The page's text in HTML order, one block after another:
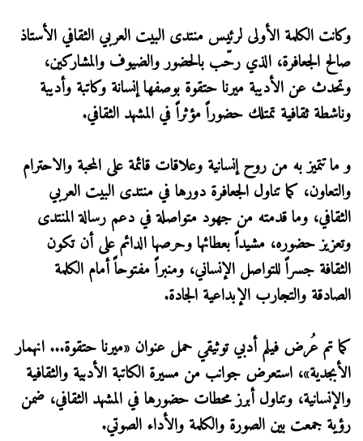
وكانت الكلمة الأولى لرئيس منتدى البيت العربي الثقافي الأستاذ
صالح الجعافرة، الذي رحّب بالحضور والضيوف والمشاركين،
وتحدث عن الأديبة ميرنا حتقوة بوصفها إنسانة وكاتبة وأديبة
وناشطة ثقافية تمتلك حضوراً مؤثراً في المشهد الثقافي.
و ما تتميز به من روح إنسانية وعلاقات قائمة على المحبة والاحترام
والتعاون، كما تناول الجعافرة دورها في منتدى البيت العربي
الثقافي، وما قدمته من جهود متواصلة في دعم رسالة المنتدى
وتعزيز حضوره، مشيداً بعطائها وحرصها الدائم على أن تكون
الثقافة جسراً للتواصل الإنساني، ومنبراً مفتوحاً أمام الكلمة
الصادقة والتجارب الإبداعية الجادة.
كما تم عُرض فيلم أدبي توثيقي حمل عنوان «ميرنا حتقوة... انهمار
الأبجدية»، استعرض جوانب من مسيرة الكاتبة الأدبية والثقافية
والإنسانية، وتناول أبرز محطات حضورها في المشهد الثقافي، ضمن
رؤية جمعت بين الصورة والكلمة والأداء الصوتي.